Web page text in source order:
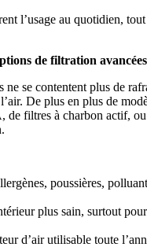
l’usage au quotidien,
de filtration avancées
ne se contentent plus de
De plus en plus de
de filtres à charbon actif,
poussières,
plus sain, surtout
d’air utilisable toute